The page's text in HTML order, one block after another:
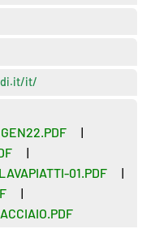
it/
01.PDF